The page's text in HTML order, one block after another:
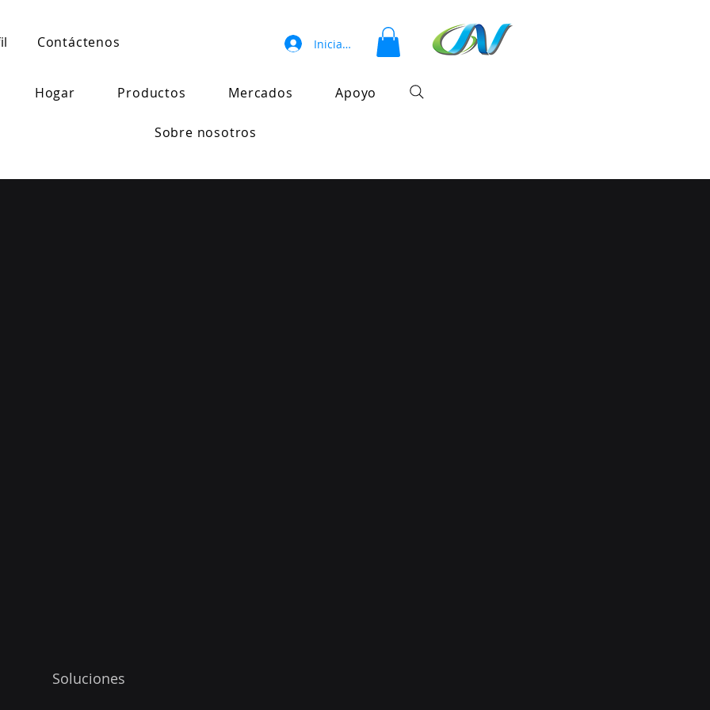
Contáctenos Iniciar sesión
Hogar Productos Mercados Apoyo
Sobre nosotros
Soluciones